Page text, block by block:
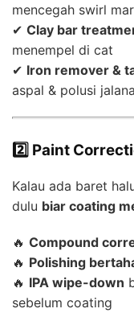
mencegah swirl
✔ Clay bar
menempel di cat
✔ Iron remover &
aspal & polusi
2️⃣ Paint
Kalau ada baret
dulu biar coating
🔥 Compound
🔥 Polishing
🔥 IPA wipe-down
sebelum coating